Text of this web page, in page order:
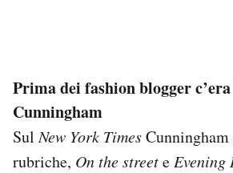
Prima dei fashion blogger
Cunningham
SulNew York TimesCunningham
rubriche, On the streete Evening